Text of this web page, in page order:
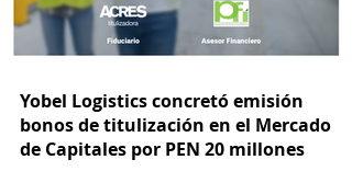
Yobel Logistics concretó emisión
bonos de titulización en el Mercado
de Capitales por PEN 20 millones